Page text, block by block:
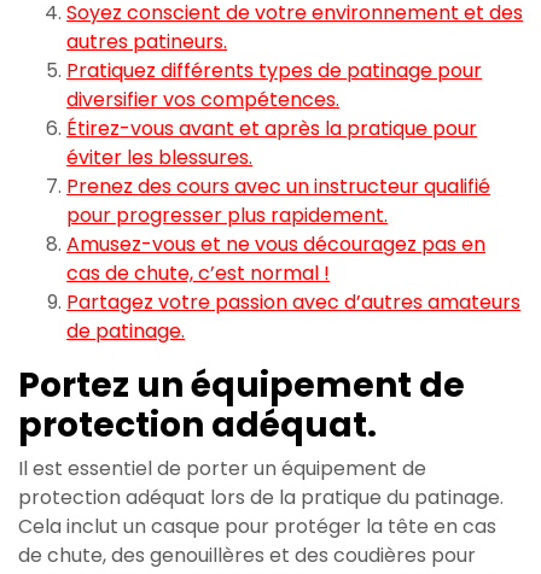
Soyez conscient de votre environnement et des
autres patineurs.
Pratiquez différents types de patinage pour
diversifier vos compétences.
Étirez-vous avant et après la pratique pour
éviter les blessures.
Prenez des cours avec un instructeur qualifié
pour progresser plus rapidement.
Amusez-vous et ne vous découragez pas en
cas de chute, c’est normal !
Partagez votre passion avec d’autres amateurs
de patinage.
Portez un équipement de
protection adéquat.
Il est essentiel de porter un équipement de
protection adéquat lors de la pratique du patinage.
Cela inclut un casque pour protéger la tête en cas
de chute, des genouillères et des coudières pour